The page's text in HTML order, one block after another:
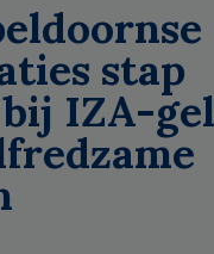
stap
IZA-